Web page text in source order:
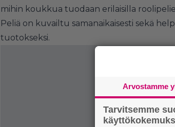
mihin koukkua tuodaan erilaisilla
Peliä on kuvailtu samanaikaisesti sekä
tuotokseksi.
Arvostamme
Tarvitsemme